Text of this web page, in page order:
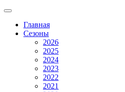
Главная
Сезоны
2026
2025
2024
2023
2022
2021